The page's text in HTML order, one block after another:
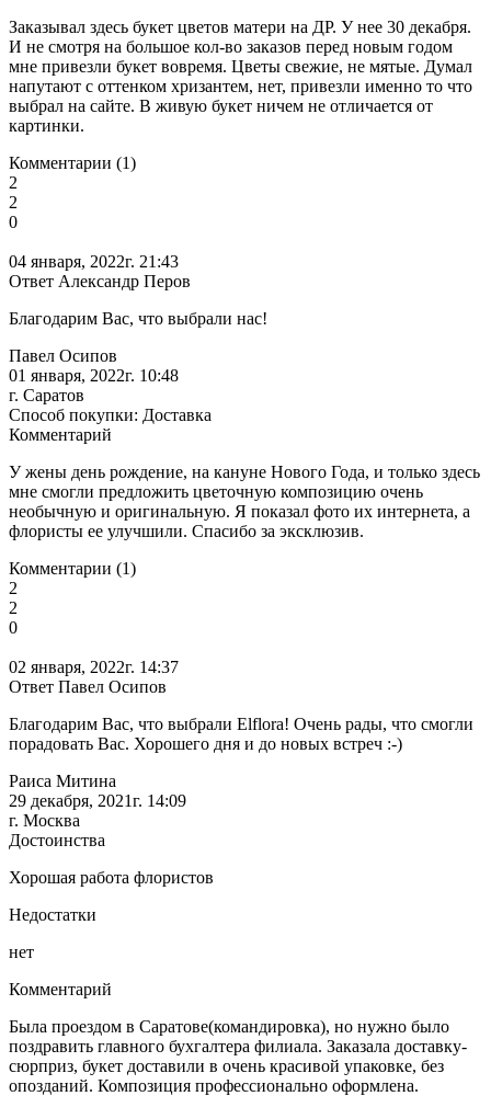
Заказывал здесь букет цветов матери на ДР. У нее 30 декабря.
И не смотря на большое кол-во заказов перед новым годом
мне привезли букет вовремя. Цветы свежие, не мятые. Думал
напутают с оттенком хризантем, нет, привезли именно то что
выбрал на сайте. В живую букет ничем не отличается от
картинки.
Комментарии (1)
2
2
0
04 января, 2022г. 21:43
Ответ Александр Перов
Благодарим Вас, что выбрали нас!
Павел Осипов
01 января, 2022г. 10:48
г. Саратов
Способ покупки: Доставка
Комментарий
У жены день рождение, на кануне Нового Года, и только здесь
мне смогли предложить цветочную композицию очень
необычную и оригинальную. Я показал фото их интернета, а
флористы ее улучшили. Спасибо за эксклюзив.
Комментарии (1)
2
2
0
02 января, 2022г. 14:37
Ответ Павел Осипов
Благодарим Вас, что выбрали Elflora! Очень рады, что смогли
порадовать Вас. Хорошего дня и до новых встреч :-)
Раиса Митина
29 декабря, 2021г. 14:09
г. Москва
Достоинства
Хорошая работа флористов
Недостатки
нет
Комментарий
Была проездом в Саратове(командировка), но нужно было
поздравить главного бухгалтера филиала. Заказала доставку-
сюрприз, букет доставили в очень красивой упаковке, без
опозданий. Композиция профессионально оформлена.